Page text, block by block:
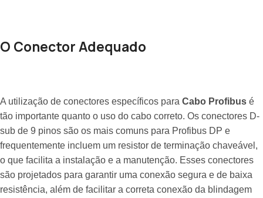
O Conector Adequado
A utilização de conectores específicos para Cabo Profibus é
tão importante quanto o uso do cabo correto. Os conectores D-
sub de 9 pinos são os mais comuns para Profibus DP e
frequentemente incluem um resistor de terminação chaveável,
o que facilita a instalação e a manutenção. Esses conectores
são projetados para garantir uma conexão segura e de baixa
resistência, além de facilitar a correta conexão da blindagem